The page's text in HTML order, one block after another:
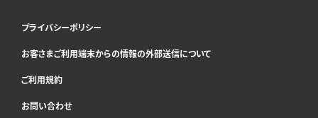
プライバシーポリシー
お客さまご利用端末からの情報の外部送信について
ご利用規約
お問い合わせ